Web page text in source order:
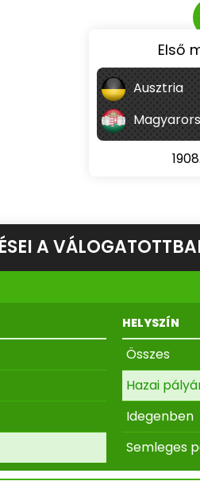
Első
Ausztria
A
HELYSZÍN
Összes
Hazai
Idegenben
Semleges